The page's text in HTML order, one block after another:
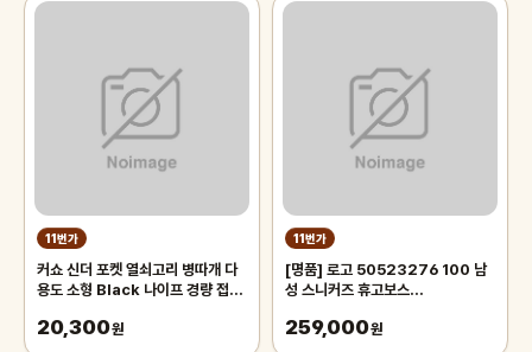
11번가
커쇼 신더 포켓 열쇠고리 병따개 다
용도 소형 Black 나이프 경량 접이
20,300원
11번가
[명품] 로고 50523276 100 남
성 스니커즈 휴고보스
259,000원